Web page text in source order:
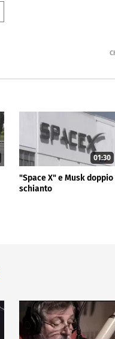
01:30
"Space X" e Musk doppio
schianto